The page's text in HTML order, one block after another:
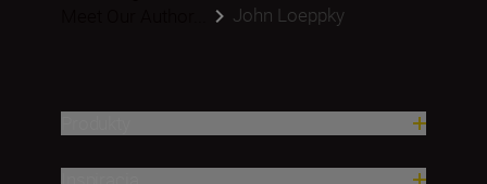
John Loeppky